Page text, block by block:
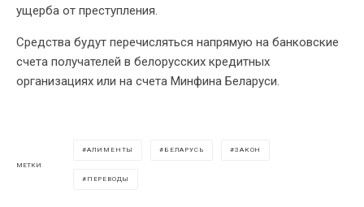
ущерба от преступления.
Средства будут перечисляться напрямую на банковские
счета получателей в белорусских кредитных
организациях или на счета Минфина Беларуси.
МЕТКИ
АЛИМЕНТЫ БЕЛАРУСЬ ЗАКОН
ПЕРЕВОДЫ